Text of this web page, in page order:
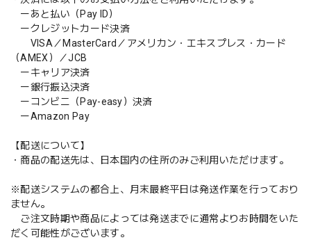
ーあと払い（Pay ID）
ークレジットカード決済
VISA／MasterCard／アメリカン・エキスプレス・カード
（AMEX）／JCB
ーキャリア決済
ー銀行振込決済
ーコンビニ（Pay-easy）決済
ーAmazon Pay
【配送について】
・商品の配送先は、日本国内の住所のみご利用いただけます。
※配送システムの都合上、月末最終平日は発送作業を行っており
ません。
ご注文時期や商品によっては発送までに通常よりお時間をいた
だく可能性がございます。